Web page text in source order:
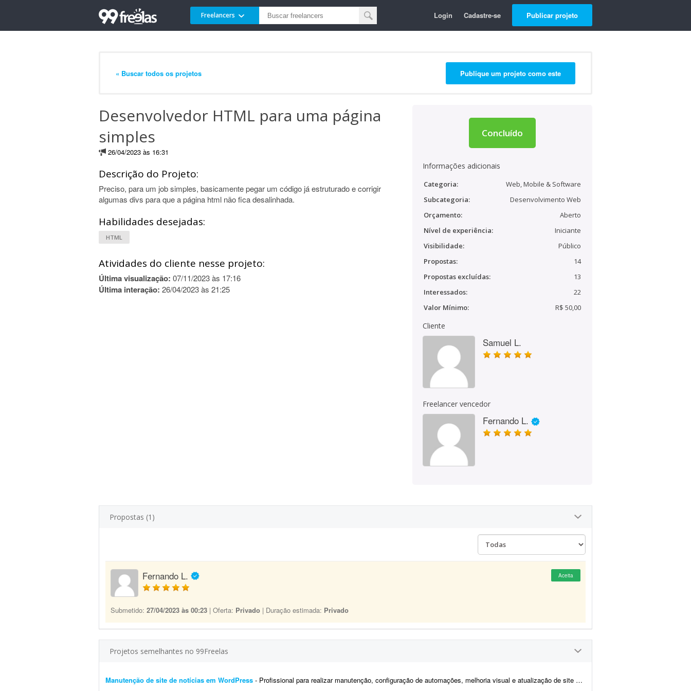
Freelancers Login Cadastre-se Publicar projeto
« Buscar todos os projetos Publique um projeto como este
Desenvolvedor HTML para uma página
simples
26/04/2023 às 16:31
Descrição do Projeto:
Preciso, para um job simples, basicamente pegar um código já estruturado e corrigir
algumas divs para que a página html não fica desalinhada.
Habilidades desejadas:
HTML
Atividades do cliente nesse projeto:
Última visualização: 07/11/2023 às 17:16
Última interação: 26/04/2023 às 21:25
Concluído
Informações adicionais
Categoria:
Web, Mobile & Software
Subcategoria:
Desenvolvimento Web
Orçamento:
Aberto
Nível de experiência:
Iniciante
Visibilidade:
Público
Propostas:
14
Propostas excluídas:
13
Interessados:
22
Valor Mínimo:
R$ 50,00
Cliente
Samuel L.
Freelancer vencedor
Fernando L.
Propostas (1)
Fernando L. Aceita
Submetido: 27/04/2023 às 00:23 | Oferta: Privado | Duração estimada: Privado
Projetos semelhantes no 99Freelas
Manutenção de site de notícias em WordPress - Profissional para realizar manutenção, configuração de automações, melhoria visual e atualização de site de notícias em WordPress. At...